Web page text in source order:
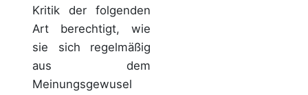
Kritik der folgenden
Art berechtigt, wie
sie sich regelmäßig
aus dem
Meinungsgewusel